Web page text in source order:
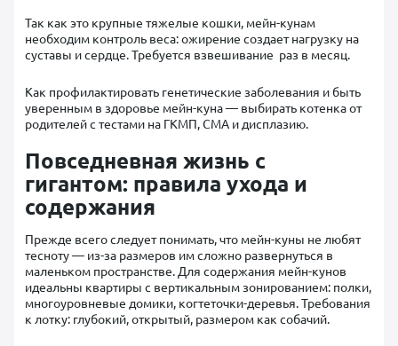
Так как это крупные тяжелые кошки, мейн-кунам
необходим контроль веса: ожирение создает нагрузку на
суставы и сердце. Требуется взвешивание раз в месяц.
Как профилактировать генетические заболевания и быть
уверенным в здоровье мейн-куна — выбирать котенка от
родителей с тестами на ГКМП, СМА и дисплазию.
Повседневная жизнь с
гигантом: правила ухода и
содержания
Прежде всего следует понимать, что мейн-куны не любят
тесноту — из-за размеров им сложно развернуться в
маленьком пространстве. Для содержания мейн-кунов
идеальны квартиры с вертикальным зонированием: полки,
многоуровневые домики, когтеточки-деревья. Требования
к лотку: глубокий, открытый, размером как собачий.